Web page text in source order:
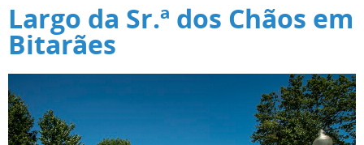
Largo da Sr.ª dos Chãos em
Bitarães